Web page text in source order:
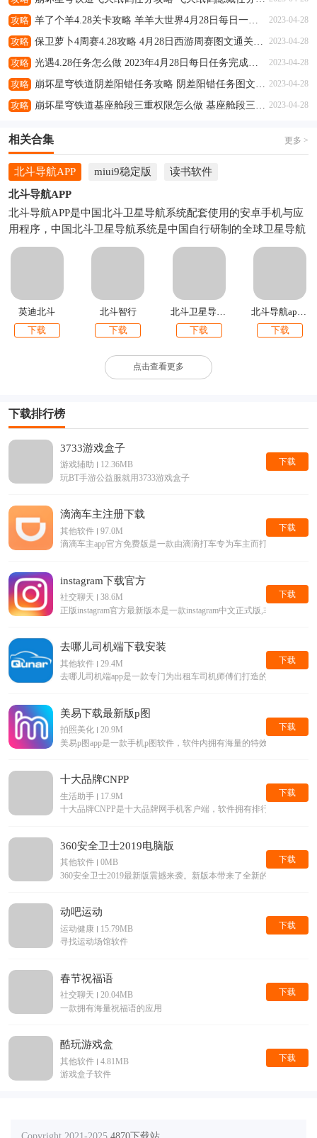
攻略 2023-04-28
攻略 2023-04-28
攻略 2023-04-28
攻略 2023-04-28
攻略 2023-04-28
相关合集 更多 >
北斗导航APP miui9稳定版
读书软件
北斗导航APP
北斗导航APP是中国北斗卫星导航系统配套使用的安卓手机与应
用程序，中国北斗卫星导航系统是中国自行研制的全球卫星导航
系统。北斗卫星导航系统和美国GPS、俄罗斯GLONASS、欧盟
围内全天候、全天时为各类用户提供高精度、高可靠定位、导
航、授时服务，并具短报文通信能力。
英迪北斗
下载
北斗智行
下载
北斗卫星导航系统
下载
下载
点击查看更多
下载排行榜
3733游戏盒子
游戏辅助
12.36MB
玩BT手游公益服就用3733游戏盒子
下载
滴滴车主注册下载
其他软件
97.0M
滴滴车主app官方免费版是一款由滴滴打车专为车主而打造的手机
下载
instagram下载官方
社交聊天
38.6M
正版instagram官方最新版本是一款instagram中文正式版,非常受欢
下载
去哪儿司机端下载安装
其他软件
29.4M
去哪儿司机端app是一款专门为出租车司机师傅们打造的手机平台
下载
美易下载最新版p图
拍照美化
20.9M
美易p图app是一款手机p图软件，软件内拥有海量的特效滤镜等美
下载
十大品牌CNPP
生活助手
17.9M
十大品牌CNPP是十大品牌网手机客户端，软件拥有排行榜查询，
下载
360安全卫士2019电脑版
其他软件
0MB
360安全卫士2019最新版震撼来袭。新版本带来了全新的界面，和
下载
动吧运动
运动健康
15.79MB
寻找运动场馆软件
下载
春节祝福语
社交聊天
20.04MB
一款拥有海量祝福语的应用
下载
酷玩游戏盒
其他软件
4.81MB
游戏盒子软件
下载